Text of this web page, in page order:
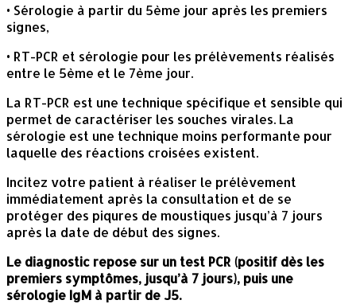
• Sérologie à partir du 5ème jour après les premiers
signes,
• RT-PCR et sérologie pour les prélèvements réalisés
entre le 5ème et le 7ème jour.
La RT-PCR est une technique spécifique et sensible qui
permet de caractériser les souches virales. La
sérologie est une technique moins performante pour
laquelle des réactions croisées existent.
Incitez votre patient à réaliser le prélèvement
immédiatement après la consultation et de se
protéger des piqures de moustiques jusqu’à 7 jours
après la date de début des signes.
Le diagnostic repose sur un test PCR (positif dès les
premiers symptômes, jusqu’à 7 jours), puis une
sérologie IgM à partir de J5.